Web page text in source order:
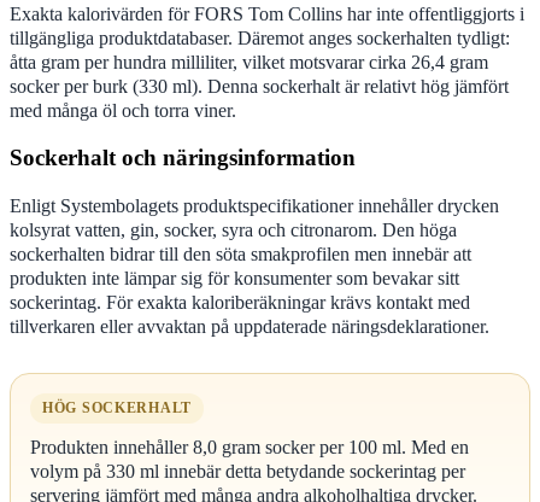
Exakta kalorivärden för FORS Tom Collins har inte offentliggjorts i
tillgängliga produktdatabaser. Däremot anges sockerhalten tydligt:
åtta gram per hundra milliliter, vilket motsvarar cirka 26,4 gram
socker per burk (330 ml). Denna sockerhalt är relativt hög jämfört
med många öl och torra viner.
Sockerhalt och näringsinformation
Enligt Systembolagets produktspecifikationer innehåller drycken
kolsyrat vatten, gin, socker, syra och citronarom. Den höga
sockerhalten bidrar till den söta smakprofilen men innebär att
produkten inte lämpar sig för konsumenter som bevakar sitt
sockerintag. För exakta kaloriberäkningar krävs kontakt med
tillverkaren eller avvaktan på uppdaterade näringsdeklarationer.
HÖG SOCKERHALT
Produkten innehåller 8,0 gram socker per 100 ml. Med en
volym på 330 ml innebär detta betydande sockerintag per
servering jämfört med många andra alkoholhaltiga drycker.